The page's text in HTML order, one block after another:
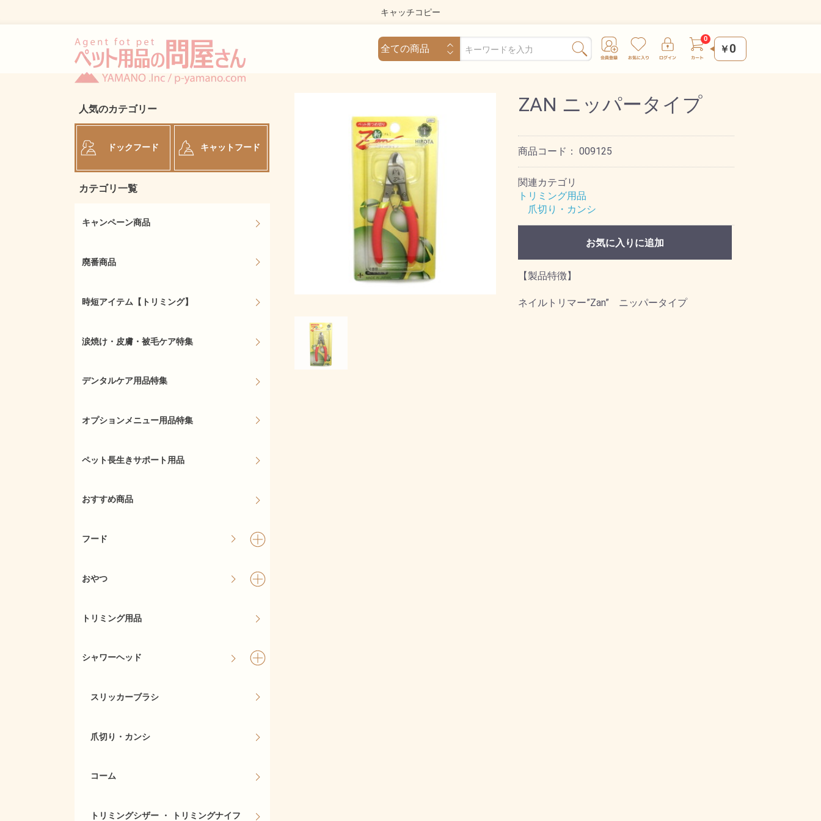
キャッチコピー
￥0
ZAN ニッパータイプ
商品コード： 009125
関連カテゴリ
トリミング用品
爪切り・カンシ
お気に入りに追加
【製品特徴】
ネイルトリマー”Zan” ニッパータイプ
人気のカテゴリー
ドックフード キャットフード
カテゴリ一覧
キャンペーン商品
廃番商品
時短アイテム【トリミング】
涙焼け・皮膚・被毛ケア特集
デンタルケア用品特集
オプションメニュー用品特集
ペット長生きサポート用品
おすすめ商品
フード
おやつ
トリミング用品
シャワーヘッド
スリッカーブラシ
爪切り・カンシ
コーム
トリミングシザー ・ トリミングナイフ